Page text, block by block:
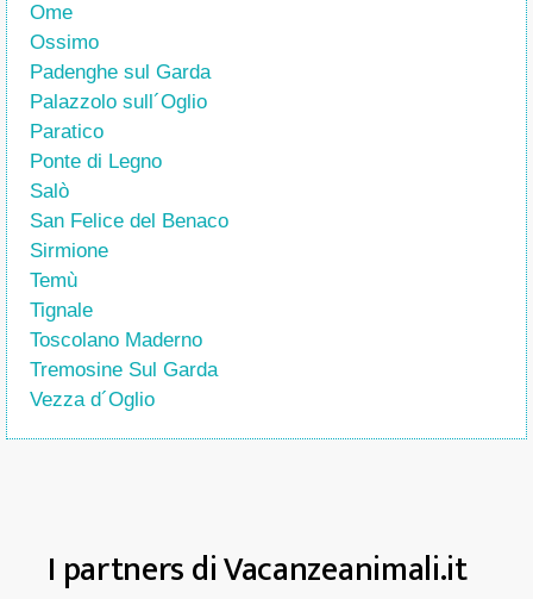
Ome
Ossimo
Padenghe sul Garda
Palazzolo sull´Oglio
Paratico
Ponte di Legno
Salò
San Felice del Benaco
Sirmione
Temù
Tignale
Toscolano Maderno
Tremosine Sul Garda
Vezza d´Oglio
I partners di Vacanzeanimali.it